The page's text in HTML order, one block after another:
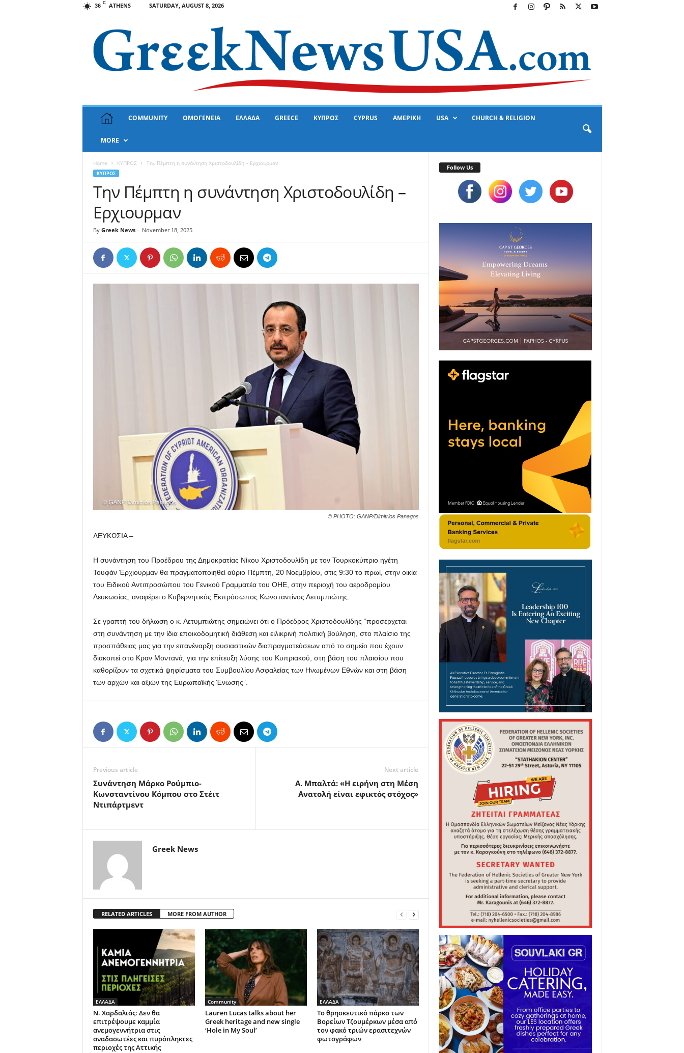
36 C ATHENS SATURDAY, AUGUST 8, 2026
k
COMMUNITY ΟΜΟΓΕΝΕΙΑ ΕΛΛΑΔΑ GREECE ΚΥΠΡΟΣ CYPRUS ΑΜΕΡΙΚΗ USA CHURCH & RELIGION
MORE
Home ΚΥΠΡΟΣ Την Πέμπτη η συνάντηση Χριστοδουλίδη – Ερχιουρμαν
ΚΥΠΡΟΣ
Την Πέμπτη η συνάντηση Χριστοδουλίδη –
Ερχιουρμαν
By Greek News- November 18, 2025
© PHOTO: GANP/Dimitrios Panagos
ΛΕΥΚΩΣΙΑ –
Η συνάντηση του Προέδρου της Δημοκρατίας Νίκου Χριστοδουλίδη με τον Τουρκοκύπριο ηγέτη
Τουφάν Έρχιουρμαν θα πραγματοποιηθεί αύριο Πέμπτη, 20 Νοεμβρίου, στις 9:30 το πρωί, στην οικία
του Ειδικού Αντιπροσώπου του Γενικού Γραμματέα του ΟΗΕ, στην περιοχή του αεροδρομίου
Λευκωσίας, αναφέρει ο Κυβερνητικός Εκπρόσωπος Κωνσταντίνος Λετυμπιώτης.
Σε γραπτή του δήλωση ο κ. Λετυμπιώτης σημειώνει ότι ο Πρόεδρος Χριστοδουλίδης “προσέρχεται
στη συνάντηση με την ίδια εποικοδομητική διάθεση και ειλικρινή πολιτική βούληση, στο πλαίσιο της
προσπάθειας μας για την επανέναρξη ουσιαστικών διαπραγματεύσεων από το σημείο που έχουν
διακοπεί στο Κραν Μοντανά, για την επίτευξη λύσης του Κυπριακού, στη βάση του πλαισίου που
καθορίζουν τα σχετικά ψηφίσματα του Συμβουλίου Ασφαλείας των Ηνωμένων Εθνών και στη βάση
των αρχών και αξιών της Ευρωπαϊκής Ένωσης”.
Previous article
Συνάντηση Μάρκο Ρούμπιο-
Κωνσταντίνου Κόμπου στο Στέιτ
Ντιπάρτμεντ
Next article
Α. Μπαλτά: «Η ειρήνη στη Μέση
Ανατολή είναι εφικτός στόχος»
Greek News
RELATED ARTICLES MORE FROM AUTHOR
ΕΛΛΑΔΑ
Ν. Χαρδαλιάς: Δεν θα
επιτρέψουμε καμμία
ανεμογεννήτρια στις
αναδασωτέες και πυρόπληκτες
περιοχές της Αττικής
Community
Lauren Lucas talks about her
Greek heritage and new single
‘Hole in My Soul’
ΕΛΛΑΔΑ
Το θρησκευτικό πάρκο των
Βορείων Τζουμέρκων μέσα από
τον φακό τριών ερασιτεχνών
φωτογράφων
Follow Us